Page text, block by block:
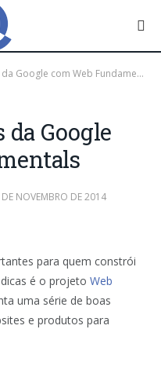
Google com Web Fundamentals
da Google
NOVEMBRO DE 2014
para quem constrói
é o projeto Web
uma série de boas
e produtos para